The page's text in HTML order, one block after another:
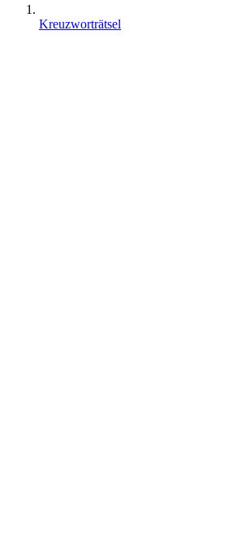
Kreuzworträtsel